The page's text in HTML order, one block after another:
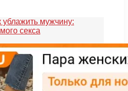
ублажить мужчину:
секса